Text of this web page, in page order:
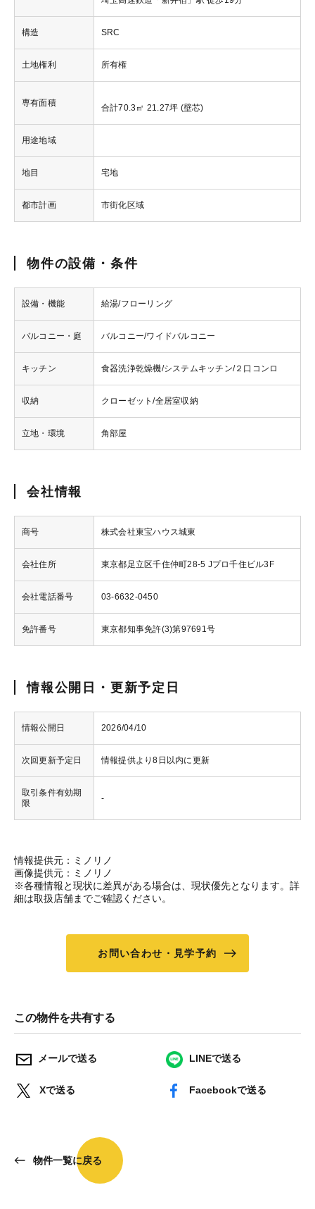
構造 SRC
土地権利 所有権
専有面積
合計70.3㎡ 21.27坪 (壁芯)
用途地域
地目 宅地
都市計画 市街化区域
物件の設備・条件
設備・機能 給湯/フローリング
バルコニー・庭 バルコニー/ワイドバルコニー
キッチン 食器洗浄乾燥機/システムキッチン/２口コンロ
収納 クローゼット/全居室収納
立地・環境 角部屋
会社情報
商号 株式会社東宝ハウス城東
会社住所 東京都足立区千住仲町28-5 Jプロ千住ビル3F
会社電話番号 03-6632-0450
免許番号 東京都知事免許(3)第97691号
情報公開日・更新予定日
情報公開日 2026/04/10
次回更新予定日 情報提供より8日以内に更新
取引条件有効期
限
-
情報提供元：ミノリノ
画像提供元：ミノリノ
※各種情報と現状に差異がある場合は、現状優先となります。詳
細は取扱店舗までご確認ください。
お問い合わせ・見学予約
この物件を共有する
メールで送る LINEで送る
Xで送る Facebookで送る
物件一覧に戻る